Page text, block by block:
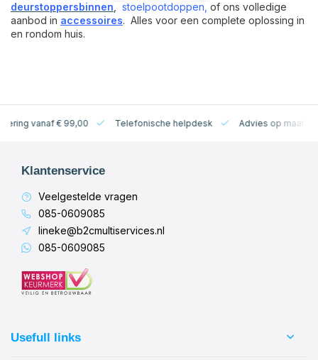
deurstoppersbinnen stoelpootdoppen, of ons volledige
aanbod in accessoires. Alles voor een complete oplossing in
en rondom huis.
vanaf € 99,00 Telefonische helpdesk Advies op maat
Klantenservice
Veelgestelde vragen
085-0609085
lineke@b2cmultiservices.nl
085-0609085
Usefull links